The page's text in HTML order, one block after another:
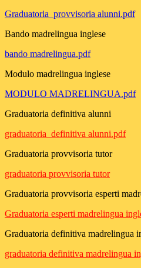
Graduatoria_provvisoria alunni.pdf
Bando madrelingua inglese
bando madrelingua.pdf
Modulo madrelingua inglese
MODULO MADRELINGUA.pdf
Graduatoria definitiva alunni
graduatoria_definitiva alunni.pdf
Graduatoria provvisoria tutor
graduatoria provvisoria tutor
Graduatoria provvisoria esperti
Graduatoria esperti madrelingua
Graduatoria definitiva madrelingua
graduatoria definitiva madrelingua